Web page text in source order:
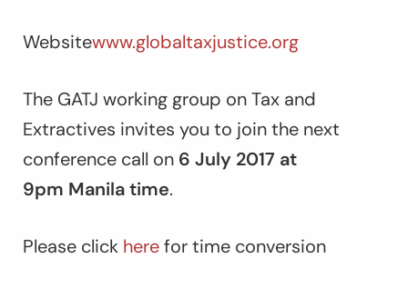
Websitewww.globaltaxjustice.org
The GATJ working group on Tax and
Extractives invites you to join the next
conference call on 6 July 2017 at
9pm Manila time.
Please click herefor time conversion